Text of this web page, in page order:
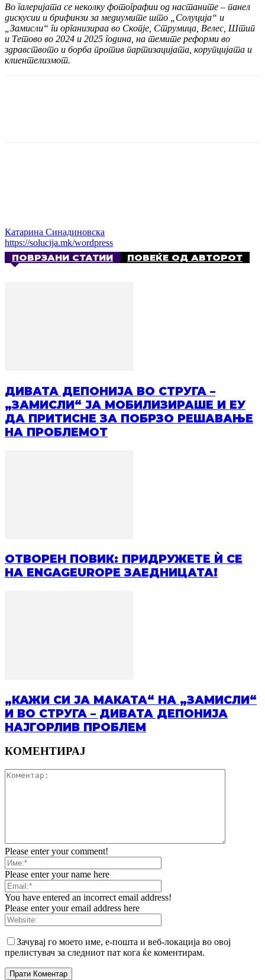
Во галеријата се неколку фотографии од настаните – панел
дискусии и брифинзи за медиумите што „Солуција“ и
„Замисли“ ги организираа во Скопје, Струмица, Велес, Штип
и Тетово во 2024 и 2025 година, на темите реформи во
здравството и борба против партизацијата, корупцијата и
клиентелизмот.
Катарина Синадиновска
https://solucija.mk/wordpress
ПОВРЗАНИ СТАТИИ ПОВЕЌЕ ОД АВТОРОТ
ДИВАТА ДЕПОНИЈА ВО СТРУГА –
„ЗАМИСЛИ“ ЈА МОБИЛИЗИРАШЕ И ЕУ
ДА ПРИТИСНЕ ЗА ПОБРЗО РЕШАВАЊЕ
НА ПРОБЛЕМОТ
ОТВОРЕН ПОВИК: ПРИДРУЖЕТЕ Ѝ СЕ
НА ENGAGEUROPE ЗАЕДНИЦАТА!
„КАЖИ СИ ЈА МАКАТА“ НА „ЗАМИСЛИ“
И ВО СТРУГА – ДИВАТА ДЕПОНИЈА
НАЈГОРЛИВ ПРОБЛЕМ
КОМЕНТИРАЈ
Please enter your comment!
Please enter your name here
You have entered an incorrect email address!
Please enter your email address here
Зачувај го моето име, е-пошта и веб-локација во овој
прелистувач за следниот пат кога ќе коментирам.